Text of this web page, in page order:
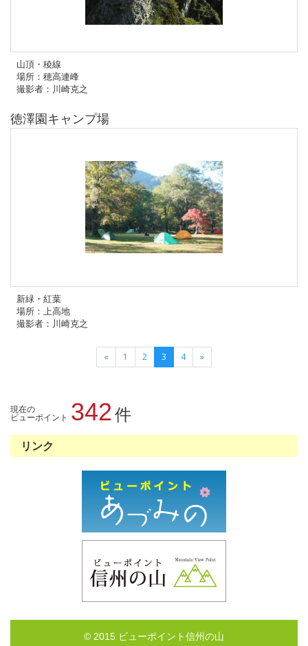
山頂・稜線
場所：穂高連峰
撮影者：川崎克之
徳澤園キャンプ場
新緑・紅葉
場所：上高地
撮影者：川崎克之
« 1 2 3 4 »
現在の
ビューポイント 342件
リンク
© 2015 ビューポイント信州の山